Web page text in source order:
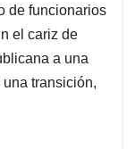
de funcionarios
el cariz de
a una
transición,